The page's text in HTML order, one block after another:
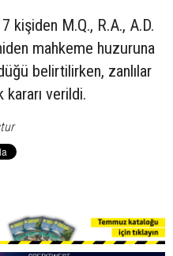
kişiden M.Q., R.A., A.D.
mahkeme huzuruna
belirtilirken, zanlılar
verildi.